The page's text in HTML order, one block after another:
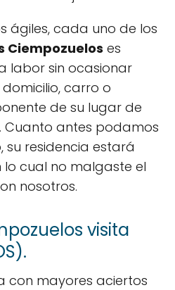
ágiles, cada uno de los
Ciempozuelos es
labor sin ocasionar
carro o
de su lugar de
Cuanto antes podamos
su residencia estará
cual no malgaste el
nosotros.
visita
con mayores aciertos